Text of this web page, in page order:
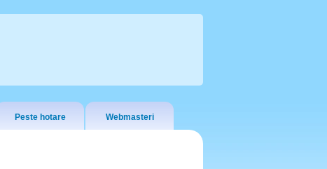
Peste hotare Webmasteri